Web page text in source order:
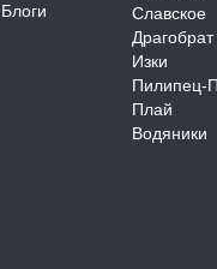
Блоги
Славское
Драгобрат
Изки
Пилипец-
Плай
Водяники